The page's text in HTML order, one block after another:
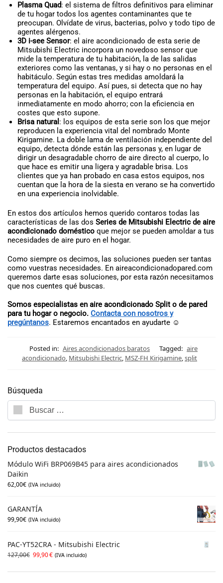
Plasma Quad: el sistema de filtros definitivos para eliminar
de tu hogar todos los agentes contaminantes que te
preocupan. Olvídate de virus, bacterias, polvo y todo tipo de
agentes alérgenos.
3D i-see Sensor: el aire acondicionado de esta serie de
Mitsubishi Electric incorpora un novedoso sensor que
mide la temperatura de tu habitación, la de las salidas
exteriores como las ventanas, y si hay o no personas en el
habitáculo. Según estas tres medidas amoldará la
temperatura del equipo. Así pues, si detecta que no hay
personas en la habitación, el equipo entrará
inmediatamente en modo ahorro; con la eficiencia en
costes que esto supone.
Brisa natural : los equipos de esta serie son los que mejor
reproducen la experiencia vital del nombrado Monte
Kirigamine. La doble lama de ventilación independiente del
equipo, detecta dónde están las personas y, en lugar de
dirigir un desagradable chorro de aire directo al cuerpo, lo
que hace es emitir una ligera y agradable brisa. Los
clientes que ya han probado en casa estos equipos, nos
cuentan que la hora de la siesta en verano se ha convertido
en una experiencia inolvidable.
En estos dos artículos hemos querido contaros todas las
características de las dos Series de Mitsubishi Electric de aire
acondicionado doméstico que mejor se pueden amoldar a tus
necesidades de aire puro en el hogar.
Como siempre os decimos, las soluciones pueden ser tantas
como vuestras necesidades. En aireacondicionadopared.com
queremos darte esas soluciones, por esta razón necesitamos
que nos cuentes qué buscas.
Somos especialistas en aire acondicionado Split o de pared
para tu hogar o negocio. Contacta con nosotros y
pregúntanos. Estaremos encantados en ayudarte ☺
Posted in: Aires acondicionados baratos Tagged: aire
acondicionado Mitsubishi Electric MSZ-FH Kirigamine split
Búsqueda
Productos destacados
Módulo WiFi BRP069B45 para aires acondicionados
Daikin
62,00€ (IVA incluido)
GARANTÍA
99,90€ (IVA incluido)
PAC-YT52CRA - Mitsubishi Electric
127,00€ 99,90€ (IVA incluido)